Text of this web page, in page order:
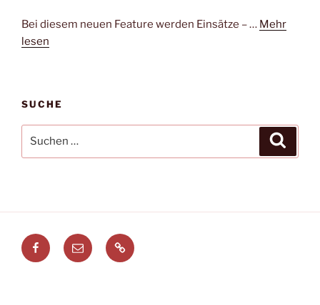
Bei diesem neuen Feature werden Einsätze – … Mehr
lesen
SUCHE
nach:
Facebook
E-
Mail
Leitstellenspiel.de